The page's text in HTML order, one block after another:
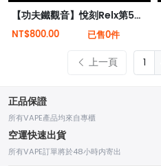
【功夫鐵觀音】悅刻Relx第5代幻影霧化煙彈 幽蘭茶韻
NT$800.00 已售0件
上一頁
正品保證
所有VAPE產品均來自專櫃
空運快速出貨
所有VAPE訂單將於48小時内寄出